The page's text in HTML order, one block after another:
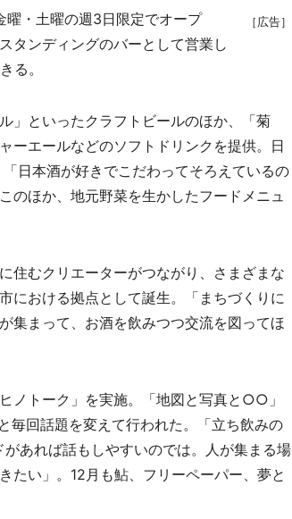
［広告］
・土曜の週3日限定でオープ
タンディングのバーとして営業し
る。
」といったクラフトビールのほか、「菊
ーエールなどのソフトドリンクを提供。日
日本酒が好きでこだわってそろえているの
のほか、地元野菜を生かしたフードメニュ
住むクリエーターがつながり、さまざまな
における拠点として誕生。「まちづくりに
集まって、お酒を飲みつつ交流を図ってほ
ノトーク」を実施。「地図と写真と○○」
毎回話題を変えて行われた。「立ち飲みの
あれば話もしやすいのでは。人が集まる場
たい」。12月も鮎、フリーペーパー、夢と